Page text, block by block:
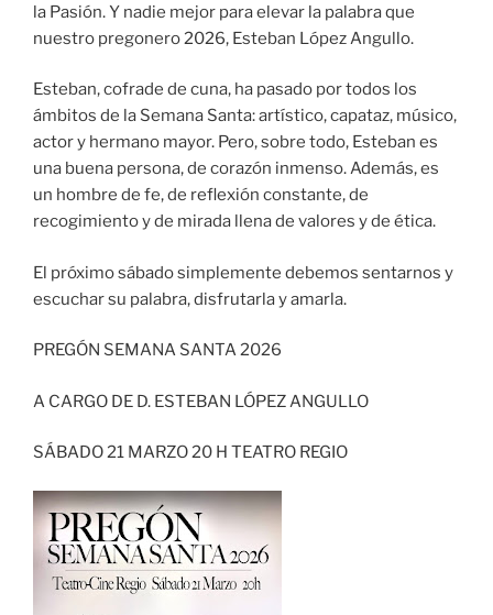
la Pasión. Y nadie mejor para elevar la palabra que
nuestro pregonero 2026, Esteban López Angullo.
Esteban, cofrade de cuna, ha pasado por todos los
ámbitos de la Semana Santa: artístico, capataz, músico,
actor y hermano mayor. Pero, sobre todo, Esteban es
una buena persona, de corazón inmenso. Además, es
un hombre de fe, de reflexión constante, de
recogimiento y de mirada llena de valores y de ética.
El próximo sábado simplemente debemos sentarnos y
escuchar su palabra, disfrutarla y amarla.
PREGÓN SEMANA SANTA 2026
A CARGO DE D. ESTEBAN LÓPEZ ANGULLO
SÁBADO 21 MARZO 20 H TEATRO REGIO